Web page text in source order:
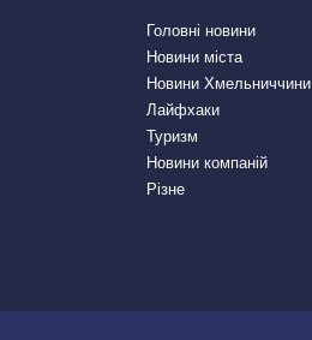
Головні новини
Новини міста
Новини Хмельниччини
Лайфхаки
Туризм
Новини компаній
Різне